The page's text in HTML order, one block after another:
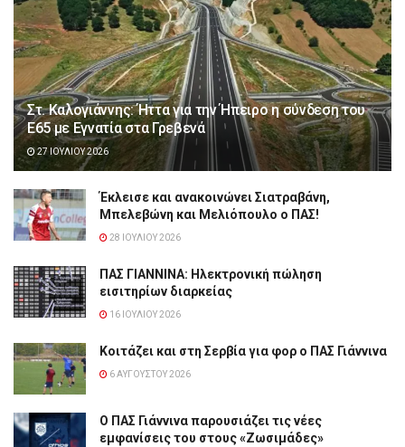
Στ. Καλογιάννης: Ήττα για την Ήπειρο η σύνδεση του
Ε65 με Εγνατία στα Γρεβενά
27 ΙΟΥΛΊΟΥ 2026
Έκλεισε και ανακοινώνει Σιατραβάνη,
Μπελεβώνη και Μελιόπουλο ο ΠΑΣ!
28 ΙΟΥΛΊΟΥ 2026
ΠΑΣ ΓΙΑΝΝΙΝΑ: Hλεκτρονική πώληση
εισιτηρίων διαρκείας
16 ΙΟΥΛΊΟΥ 2026
Κοιτάζει και στη Σερβία για φορ ο ΠΑΣ Γιάννινα
6 ΑΥΓΟΎΣΤΟΥ 2026
Ο ΠΑΣ Γιάννινα παρουσιάζει τις νέες
εμφανίσεις του στους «Ζωσιμάδες»